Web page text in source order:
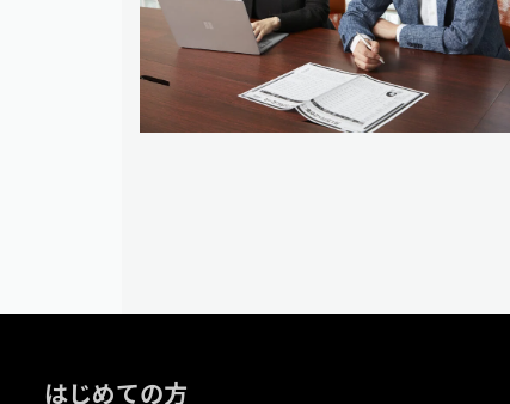
はじめての方